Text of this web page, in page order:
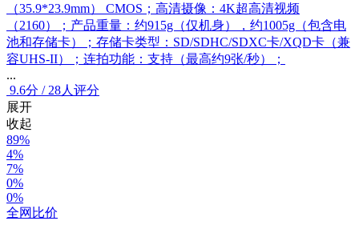
（35.9*23.9mm） CMOS；高清摄像：4K超高清视频
（2160）；产品重量：约915g（仅机身），约1005g（包含电
池和存储卡）；存储卡类型：SD/SDHC/SDXC卡/XQD卡（兼
容UHS-II）；连拍功能：支持（最高约9张/秒）；
...
9.6分 / 28人评分
展开
收起
89%
4%
7%
0%
0%
全网比价